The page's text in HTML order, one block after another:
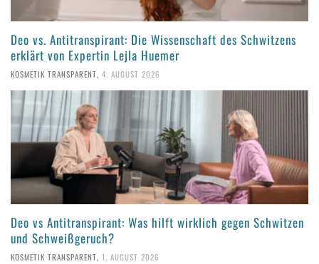
Deo vs. Antitranspirant: Die Wissenschaft des Schwitzens
erklärt von Expertin Lejla Huemer
KOSMETIK TRANSPARENT, 4. AUGUST 2026
Deo vs Antitranspirant: Was hilft wirklich gegen Schwitzen
und Schweißgeruch?
KOSMETIK TRANSPARENT, 1. AUGUST 2026